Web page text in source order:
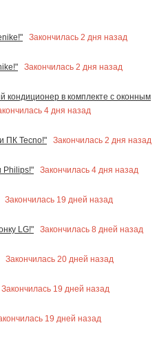
Закончилась 2 дня назад
Закончилась 2 дня назад
кондиционер в комплекте с оконным
4 дня назад
ПК Tecno!"
Закончилась 2 дня назад
Philips!"
Закончилась 4 дня назад
Закончилась 19 дней назад
LG!"
Закончилась 8 дней назад
Закончилась 20 дней назад
Закончилась 19 дней назад
19 дней назад